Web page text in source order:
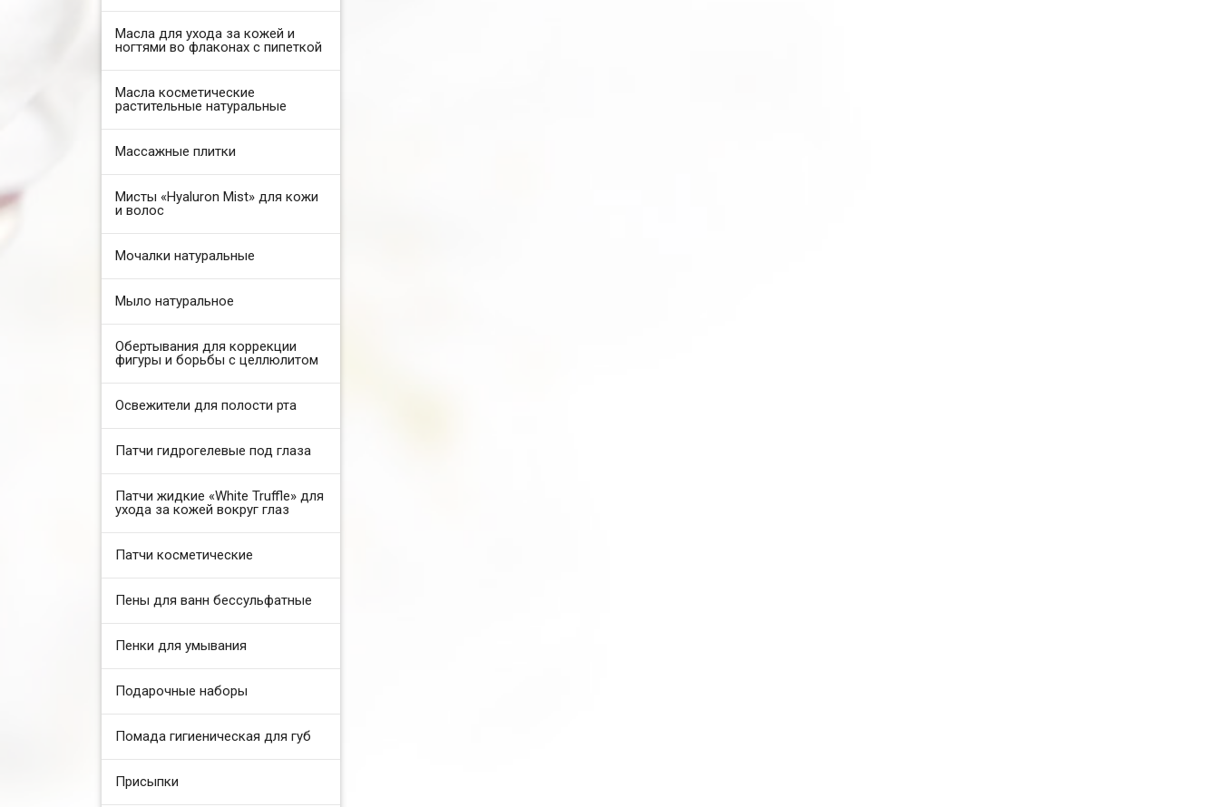
Масла для ухода за кожей и
ногтями во флаконах с пипеткой
Масла косметические
растительные натуральные
Массажные плитки
Мисты «Hyaluron Mist» для кожи
и волос
Мочалки натуральные
Мыло натуральное
Обертывания для коррекции
фигуры и борьбы с целлюлитом
Освежители для полости рта
Патчи гидрогелевые под глаза
Патчи жидкие «White Truffle» для
ухода за кожей вокруг глаз
Патчи косметические
Пены для ванн бессульфатные
Пенки для умывания
Подарочные наборы
Помада гигиеническая для губ
Присыпки